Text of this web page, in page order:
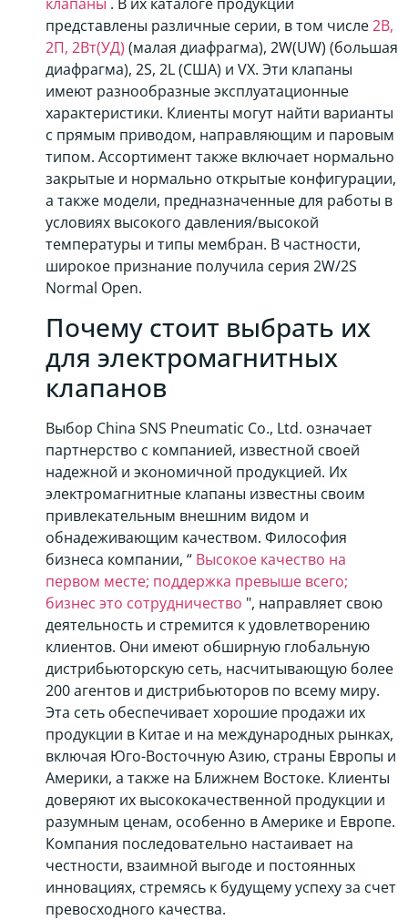
представлены различные серии, в том числе2В,
2П, 2Вт(УД) (малая диафрагма), 2W(UW) (большая
диафрагма), 2S, 2L (США) и VX. Эти клапаны
имеют разнообразные эксплуатационные
характеристики. Клиенты могут найти варианты
с прямым приводом, направляющим и паровым
типом. Ассортимент также включает нормально
закрытые и нормально открытые конфигурации,
а также модели, предназначенные для работы в
условиях высокого давления/высокой
температуры и типы мембран. В частности,
широкое признание получила серия 2W/2S
Normal Open.
Почему стоит выбрать их
для электромагнитных
клапанов
Выбор China SNS Pneumatic Co., Ltd. означает
партнерство с компанией, известной своей
надежной и экономичной продукцией. Их
электромагнитные клапаны известны своим
привлекательным внешним видом и
обнадеживающим качеством. Философия
бизнеса компании, “ Высокое качество на
первом месте; поддержка превыше всего;
бизнес это сотрудничество ", направляет свою
деятельность и стремится к удовлетворению
клиентов. Они имеют обширную глобальную
дистрибьюторскую сеть, насчитывающую более
200 агентов и дистрибьюторов по всему миру.
Эта сеть обеспечивает хорошие продажи их
продукции в Китае и на международных рынках,
включая Юго-Восточную Азию, страны Европы и
Америки, а также на Ближнем Востоке. Клиенты
доверяют их высококачественной продукции и
разумным ценам, особенно в Америке и Европе.
Компания последовательно настаивает на
честности, взаимной выгоде и постоянных
инновациях, стремясь к будущему успеху за счет
превосходного качества.